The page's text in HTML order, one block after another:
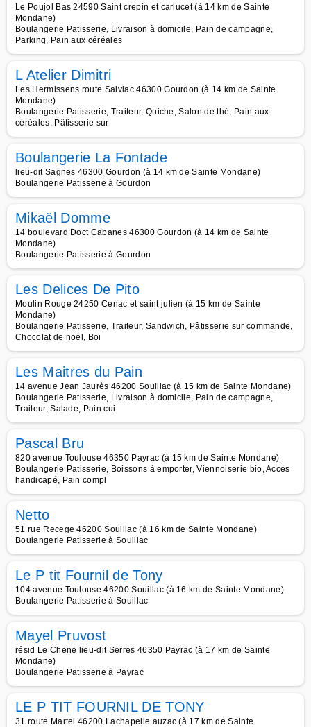
Le Poujol Bas 24590 Saint crepin et carlucet (à 14 km de Sainte
Mondane)
Boulangerie Patisserie, Livraison à domicile, Pain de campagne,
Parking, Pain aux céréales
L Atelier Dimitri
Les Hermissens route Salviac 46300 Gourdon (à 14 km de Sainte
Mondane)
Boulangerie Patisserie, Traiteur, Quiche, Salon de thé, Pain aux
céréales, Pâtisserie sur
Boulangerie La Fontade
lieu-dit Sagnes 46300 Gourdon (à 14 km de Sainte Mondane)
Boulangerie Patisserie à Gourdon
Mikaël Domme
14 boulevard Doct Cabanes 46300 Gourdon (à 14 km de Sainte
Mondane)
Boulangerie Patisserie à Gourdon
Les Delices De Pito
Moulin Rouge 24250 Cenac et saint julien (à 15 km de Sainte
Mondane)
Boulangerie Patisserie, Traiteur, Sandwich, Pâtisserie sur commande,
Chocolat de noël, Boi
Les Maitres du Pain
14 avenue Jean Jaurès 46200 Souillac (à 15 km de Sainte Mondane)
Boulangerie Patisserie, Livraison à domicile, Pain de campagne,
Traiteur, Salade, Pain cui
Pascal Bru
820 avenue Toulouse 46350 Payrac (à 15 km de Sainte Mondane)
Boulangerie Patisserie, Boissons à emporter, Viennoiserie bio, Accès
handicapé, Pain compl
Netto
51 rue Recege 46200 Souillac (à 16 km de Sainte Mondane)
Boulangerie Patisserie à Souillac
Le P tit Fournil de Tony
104 avenue Toulouse 46200 Souillac (à 16 km de Sainte Mondane)
Boulangerie Patisserie à Souillac
Mayel Pruvost
résid Le Chene lieu-dit Serres 46350 Payrac (à 17 km de Sainte
Mondane)
Boulangerie Patisserie à Payrac
LE P TIT FOURNIL DE TONY
31 route Martel 46200 Lachapelle auzac (à 17 km de Sainte